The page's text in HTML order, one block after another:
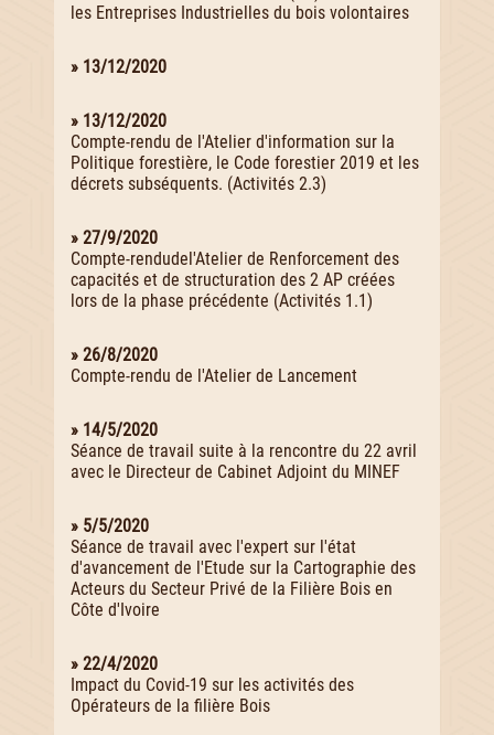
les Entreprises Industrielles du bois volontaires
» 13/12/2020
» 13/12/2020
Compte-rendu de l'Atelier d'information sur la
Politique forestière, le Code forestier 2019 et les
décrets subséquents. (Activités 2.3)
» 27/9/2020
Compte-rendudel'Atelier de Renforcement des
capacités et de structuration des 2 AP créées
lors de la phase précédente (Activités 1.1)
» 26/8/2020
Compte-rendu de l'Atelier de Lancement
» 14/5/2020
Séance de travail suite à la rencontre du 22 avril
avec le Directeur de Cabinet Adjoint du MINEF
» 5/5/2020
Séance de travail avec l'expert sur l'état
d'avancement de l'Etude sur la Cartographie des
Acteurs du Secteur Privé de la Filière Bois en
Côte d'Ivoire
» 22/4/2020
Impact du Covid-19 sur les activités des
Opérateurs de la filière Bois